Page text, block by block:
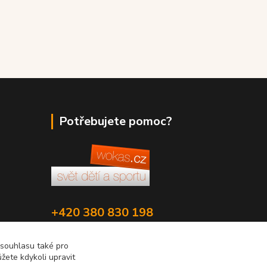
Potřebujete pomoc?
+420 380 830 198
také pro
kdykoli upravit